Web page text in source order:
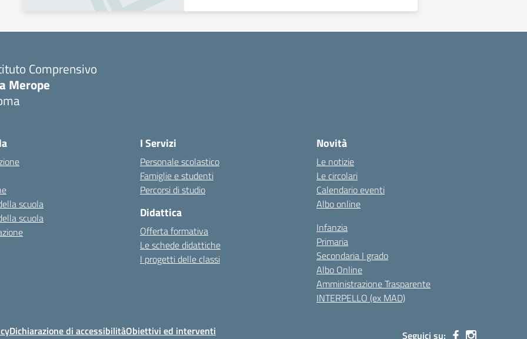
Comprensivo
Merope
scuola
scuola
I Servizi
Personale scolastico
Famiglie e studenti
Percorsi di studio
Didattica
Offerta formativa
Le schede didattiche
I progetti delle classi
Novità
Le notizie
Le circolari
Calendario eventi
Albo online
Infanzia
Primaria
Secondaria I grado
Albo Online
Amministrazione Trasparente
INTERPELLO (ex MAD)
Dichiarazione di accessibilitàObiettivi ed interventi Seguici su: